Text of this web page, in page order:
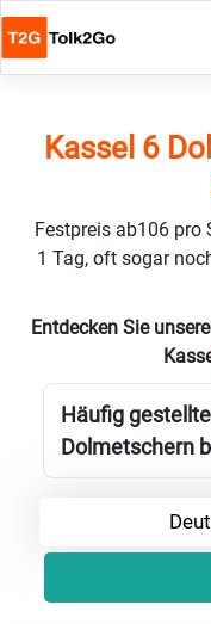
Kassel 6
Festpreis ab106 pro
1 Tag, oft sogar
Entdecken Sie
Häufig
Dolmetschern